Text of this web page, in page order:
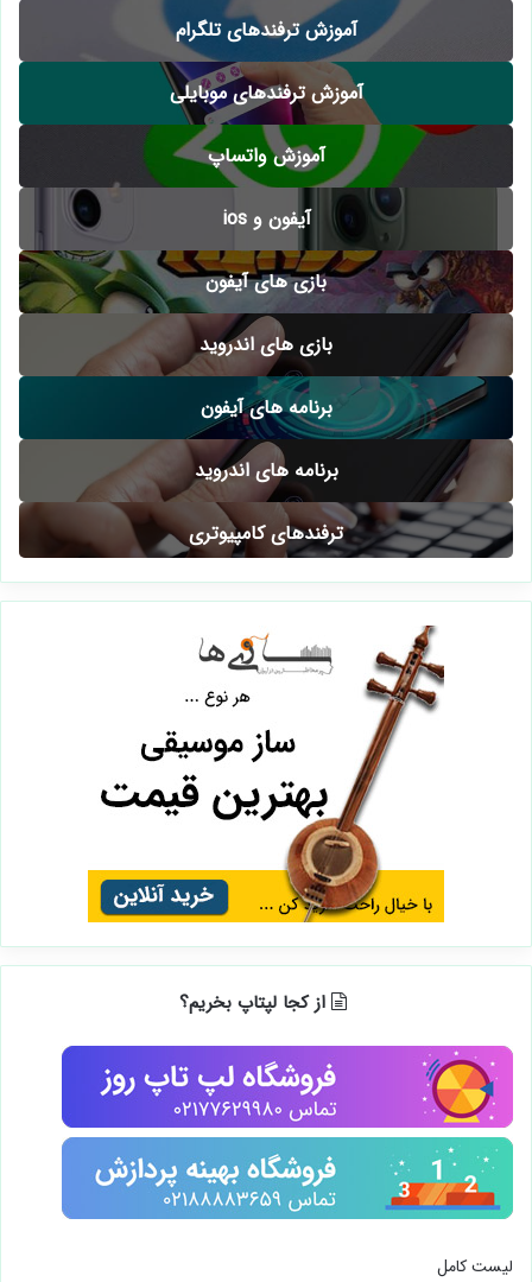
آموزش ترفندهای تلگرام
آموزش ترفندهای موبایلی
آموزش واتساپ
آیفون و ios
بازی های آیفون
بازی های اندروید
برنامه های آیفون
برنامه های اندروید
ترفندهای کامپیوتری
از کجا لپتاپ بخریم؟
لیست کامل